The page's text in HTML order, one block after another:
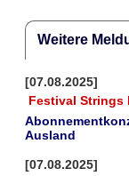
Weitere
[07.08.2025]
Festival Strings
Ausland
[07.08.2025]